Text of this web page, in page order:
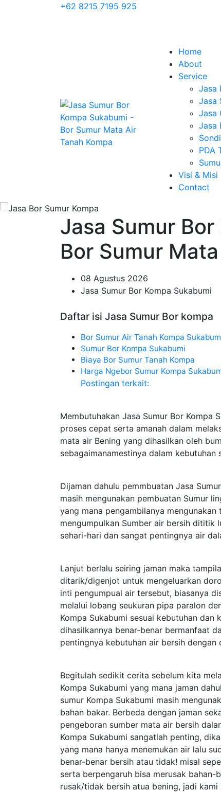
+62 8215 7195 925
Home
About
Service
Jasa
Jasa
Jasa
Jasa
PDA
Visi & Misi
Contact
Jasa Sumur
Bor Sumur
08 Agustus 2026
Jasa Sumur Bor Kompa Sukabumi
Daftar isi Jasa Sumur Bor kompa
Bor Sumur Air Tanah Kompa
Sumur Bor Kompa Sukabumi
Biaya Bor Sumur Tanah Kompa
Harga Ngebor Sumur Kompa
Postingan terkait:
Membutuhakan Jasa Sumur Bor Kompa
proses cepat serta amanah dalam
mata air Bening yang dihasilkan oleh
sebagaimanamestinya dalam kebutuhan
Dijaman dahulu pemmbuatan Jasa
masih mengunakan pembuatan Sumur
yang mana pengambilanya
mengumpulkan Sumber air bersih dititik
sehari-hari dan sangat pentingnya air
Lanjut berlalu seiring jaman maka
ditarik/digenjot untuk mengeluarkan
inti pengumpual air tersebut, biasanya
melalui lobang seukuran pipa paralon
Kompa Sukabumi sesuai kebutuhan
dihasilkannya benar-benar bermanfaat
pentingnya kebutuhan air bersih dengan
Begitulah sedikit cerita sebelum kita
Kompa Sukabumi yang mana jaman
sumur Kompa Sukabumi masih
bahan bakar. Berbeda dengan jaman
pengeboran sumber mata air bersih
Kompa Sukabumi sangatlah penting,
yang mana hanya menemukan air lalu
benar-benar bersih atau tidak! misal
serta berpengaruh bisa merusak
rusak/tidak bersih atua bening, jadi